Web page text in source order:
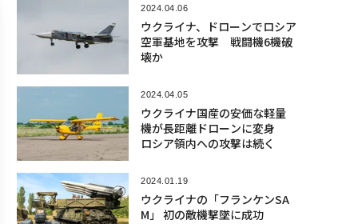
2024.04.06
ウクライナ、ドローンでロシア
空軍基地を攻撃 戦闘機6機破
壊か
2024.04.05
ウクライナ国産の安価な軽量
機が長距離ドローンに変身
ロシア領内への攻撃は続く
2024.01.19
ウクライナの「フランケンSA
M」 初の敵機撃墜に成功